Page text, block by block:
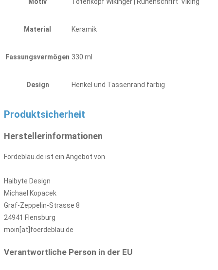
Material Keramik
Fassungsvermögen 330 ml
Design Henkel und Tassenrand farbig
Produktsicherheit
Herstellerinformationen
Fördeblau.de ist ein Angebot von
Haibyte Design
Michael Kopacek
Graf-Zeppelin-Strasse 8
24941 Flensburg
moin[at]foerdeblau.de
Verantwortliche Person in der EU